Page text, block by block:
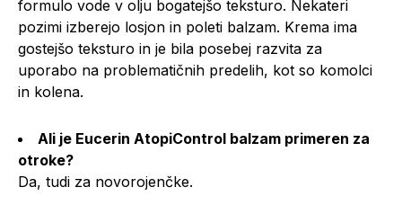
formulo vode v olju bogatejšo teksturo. Nekateri
pozimi izberejo losjon in poleti balzam. Krema ima
gostejšo teksturo in je bila posebej razvita za
uporabo na problematičnih predelih, kot so komolci
in kolena.
Ali je Eucerin AtopiControl balzam primeren za
otroke?
Da, tudi za novorojenčke.